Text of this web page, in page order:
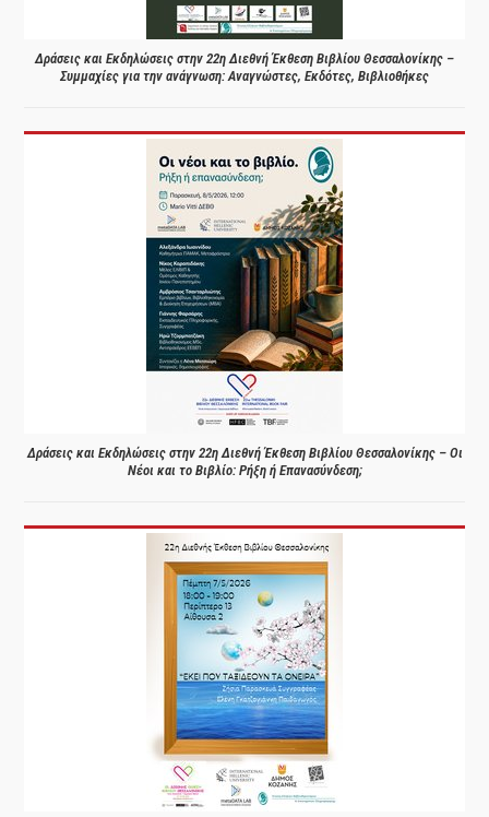
Δράσεις και Εκδηλώσεις στην 22η Διεθνή Έκθεση Βιβλίου Θεσσαλονίκης –
Συμμαχίες για την ανάγνωση: Αναγνώστες, Εκδότες, Βιβλιοθήκες
Δράσεις και Εκδηλώσεις στην 22η Διεθνή Έκθεση Βιβλίου Θεσσαλονίκης – Οι
Νέοι και το Βιβλίο: Ρήξη ή Επανασύνδεση;